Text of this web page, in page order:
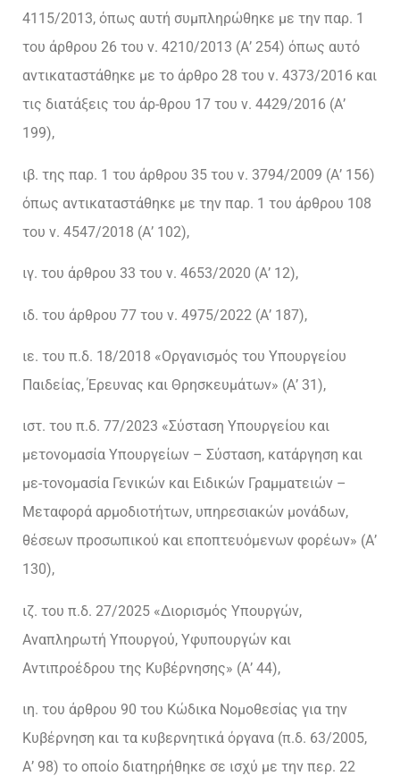
4115/2013, όπως αυτή συμπληρώθηκε με την παρ. 1
του άρθρου 26 του ν. 4210/2013 (Α’ 254) όπως αυτό
αντικαταστάθηκε με το άρθρο 28 του ν. 4373/2016 και
τις διατάξεις του άρ-θρου 17 του ν. 4429/2016 (Α’
199),
ιβ. της παρ. 1 του άρθρου 35 του ν. 3794/2009 (Α’ 156)
όπως αντικαταστάθηκε με την παρ. 1 του άρθρου 108
του ν. 4547/2018 (Α’ 102),
ιγ. του άρθρου 33 του ν. 4653/2020 (Α’ 12),
ιδ. του άρθρου 77 του ν. 4975/2022 (Α’ 187),
ιε. του π.δ. 18/2018 «Οργανισμός του Υπουργείου
Παιδείας, Έρευνας και Θρησκευμάτων» (Α’ 31),
ιστ. του π.δ. 77/2023 «Σύσταση Υπουργείου και
μετονομασία Υπουργείων – Σύσταση, κατάργηση και
με-τονομασία Γενικών και Ειδικών Γραμματειών –
Μεταφορά αρμοδιοτήτων, υπηρεσιακών μονάδων,
θέσεων προσωπικού και εποπτευόμενων φορέων» (Α’
130),
ιζ. του π.δ. 27/2025 «Διορισμός Υπουργών,
Αναπληρωτή Υπουργού, Υφυπουργών και
Αντιπροέδρου της Κυβέρνησης» (Α’ 44),
ιη. του άρθρου 90 του Κώδικα Νομοθεσίας για την
Κυβέρνηση και τα κυβερνητικά όργανα (π.δ. 63/2005,
Α’ 98) το οποίο διατηρήθηκε σε ισχύ με την περ. 22